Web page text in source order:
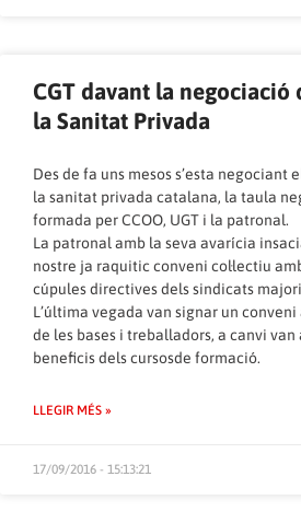
CGT davant la negociació
la Sanitat Privada
Des de fa uns mesos s’esta negociant
la sanitat privada catalana, la taula
formada per CCOO, UGT i la patronal.
La patronal amb la seva avarícia
nostre ja raquitic conveni col·lectiu
cúpules directives dels sindicats
L’última vegada van signar un
de les bases i treballadors, a canvi
beneficis dels cursosde formació.
LLEGIR MÉS »
17/09/2016 - 15:13:21